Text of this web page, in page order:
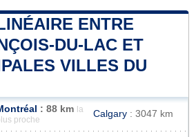
ENTRE
DU-LAC ET
VILLES DU
: 88 km
la
proche
Calgary : 3047 km